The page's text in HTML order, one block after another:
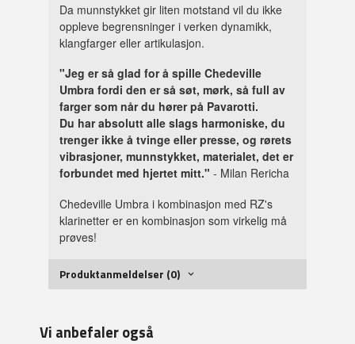
Da munnstykket gir liten motstand vil du ikke
oppleve begrensninger i verken dynamikk,
klangfarger eller artikulasjon.
"Jeg er så glad for å spille Chedeville
Umbra fordi den er så søt, mørk, så full av
farger som når du hører på Pavarotti.
Du har absolutt alle slags harmoniske, du
trenger ikke å tvinge eller presse, og rørets
vibrasjoner, munnstykket, materialet, det er
forbundet med hjertet mitt." - Milan Rericha
Chedeville Umbra i kombinasjon med RZ's
klarinetter er en kombinasjon som virkelig må
prøves!
Produktanmeldelser (0)
Vi anbefaler også